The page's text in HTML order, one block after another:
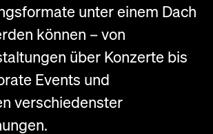
unter einem Dach
können – von
über Konzerte bis
Events und
verschiedenster